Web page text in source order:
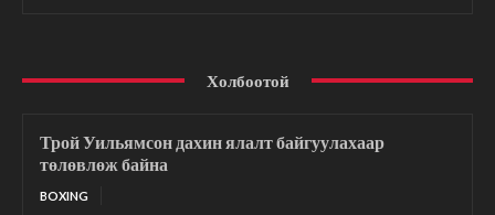
Холбоотой
Трой Уильямсон дахин ялалт байгуулахаар
төлөвлөж байна
BOXING